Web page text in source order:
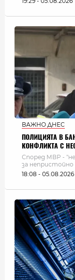
ВАЖНО ДНЕС
ПОЛИЦИЯТА В
КОНФЛИКТА С
Според МВР -
за
18:08 - 05.08.2026